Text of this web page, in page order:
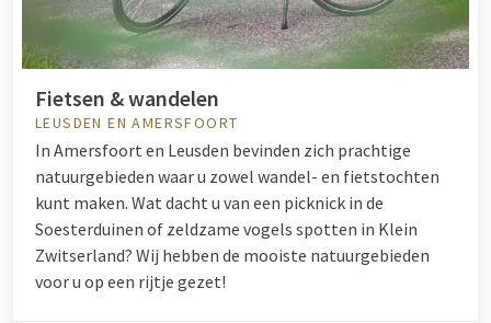
Fietsen & wandelen
LEUSDEN EN AMERSFOORT
In Amersfoort en Leusden bevinden zich prachtige
natuurgebieden waar u zowel wandel- en fietstochten
kunt maken. Wat dacht u van een picknick in de
Soesterduinen of zeldzame vogels spotten in Klein
Zwitserland? Wij hebben de mooiste natuurgebieden
voor u op een rijtje gezet!